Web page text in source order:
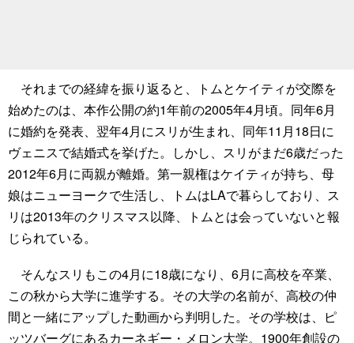
それまでの経緯を振り返ると、トムとケイティが交際を
始めたのは、本作公開の約1年前の2005年4月頃。同年6月
に婚約を発表、翌年4月にスリが生まれ、同年11月18日に
ヴェニスで結婚式を挙げた。しかし、スリがまだ6歳だった
2012年6月に両親が離婚。第一親権はケイティが持ち、母
娘はニューヨークで生活し、トムはLAで暮らしており、ス
リは2013年のクリスマス以降、トムとは会っていないと報
じられている。
そんなスリもこの4月に18歳になり、6月に高校を卒業、
この秋から大学に進学する。その大学の名前が、高校の仲
間と一緒にアップした動画から判明した。その学校は、ピ
ッツバーグにあるカーネギー・メロン大学。1900年創設の